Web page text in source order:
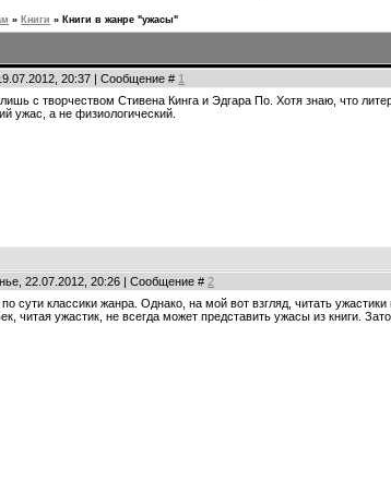
» Книги » Книги в жанре "ужасы"
20:37 | Сообщение # 1
с творчеством Стивена Кинга и Эдгара По. Хотя знаю, что
ужас, а не физиологический.
22.07.2012, 20:26 | Сообщение # 2
сути классики жанра. Однако, на мой вот взгляд, читать
читая ужастик, не всегда может представить ужасы из книги.